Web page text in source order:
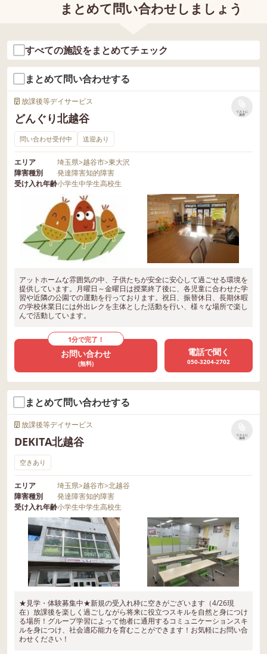
まとめて問い合わせしましょう
すべての施設をまとめてチェック
まとめて問い合わせする
放課後等デイサービス
どんぐり北越谷
リストに
保存
問い合わせ受付中 送迎あり
エリア 埼玉県>越谷市>東大沢
障害種別
発達障害知的障害
受け入れ年齢小学生中学生高校生
アットホームな雰囲気の中、子供たちが安全に安心して過ごせる環境を
提供しています。月曜日～金曜日は授業終了後に、各児童に合わせた学
習や近隣の公園での運動を行っております。祝日、振替休日、長期休暇
の学校休業日には外出レクを主体とした活動を行い、様々な場所で楽し
んで活動しています。
1分で完了！
お問い合わせ
(無料)
電話で聞く
050-3204-2702
まとめて問い合わせする
放課後等デイサービス
DEKITA北越谷
リストに
保存
空きあり
エリア 埼玉県>越谷市>北越谷
障害種別
発達障害知的障害
受け入れ年齢小学生中学生高校生
★見学・体験募集中★新規の受入れ枠に空きがございます（4/26現
在）放課後を楽しく過ごしながら将来に役立つスキルを自然と身につけ
る場所！グループ学習によって他者に通用するコミュニケーションスキ
ルを身につけ、社会適応能力を育むことができます！お気軽にお問い合
わせください！